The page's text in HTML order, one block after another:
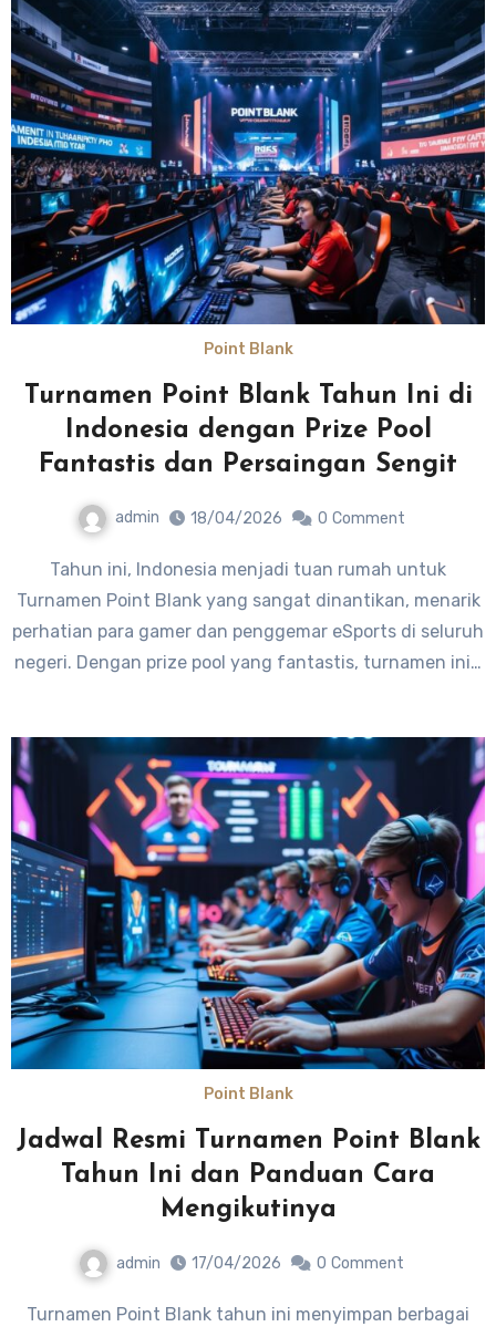
Point Blank
Turnamen Point Blank Tahun Ini di
Indonesia dengan Prize Pool
Fantastis dan Persaingan Sengit
admin 18/04/2026 0 Comment
Tahun ini, Indonesia menjadi tuan rumah untuk
Turnamen Point Blank yang sangat dinantikan, menarik
perhatian para gamer dan penggemar eSports di seluruh
negeri. Dengan prize pool yang fantastis, turnamen ini…
Point Blank
Jadwal Resmi Turnamen Point Blank
Tahun Ini dan Panduan Cara
Mengikutinya
admin 17/04/2026 0 Comment
Turnamen Point Blank tahun ini menyimpan berbagai